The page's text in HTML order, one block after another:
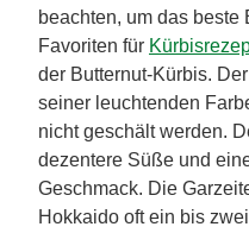
beachten, um das
Favoriten für
der Butternut-Kürbis.
seiner leuchtenden
nicht geschält werden.
dezentere Süße und
Geschmack. Die
Hokkaido oft ein bis